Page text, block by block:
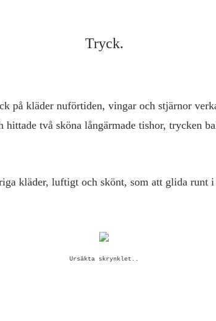
Tryck.
på kläder nuförtiden, vingar och stjärnor
två sköna långärmade tishor, trycken
kläder, luftigt och skönt, som att glida runt
Ursäkta skrynklet..